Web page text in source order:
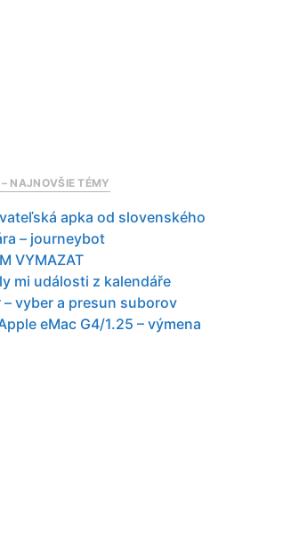
NAJNOVŠIE TÉMY
apka od slovenského
– journeybot
VYMAZAT
mi události z kalendáře
– vyber a presun suborov
eMac G4/1.25 – výmena